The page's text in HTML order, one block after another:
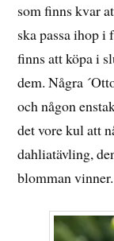
som finns kvar
ska passa ihop i
finns att köpa i
dem. Några
och någon
det vore kul att
dahliatävling,
blomman